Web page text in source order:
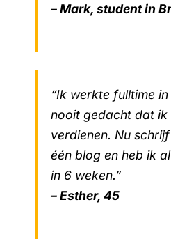
– Mark, student in
“Ik werkte fulltime
nooit gedacht dat ik
verdienen. Nu
één blog en heb ik
in 6 weken.”
– Esther, 45